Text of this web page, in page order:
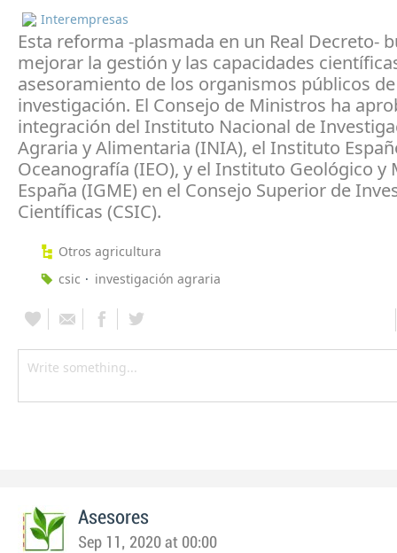
Interempresas
Esta reforma -plasmada en un Real Decreto-
mejorar la gestión y las capacidades
asesoramiento de los organismos públicos de
investigación. El Consejo de Ministros ha
integración del Instituto Nacional de
Agraria y Alimentaria (INIA), el Instituto
Oceanografía (IEO), y el Instituto Geológico y
España (IGME) en el Consejo Superior de
Científicas (CSIC).
Otros agricultura
csic
investigación agraria
Asesores
Sep 11, 2020 at 00:00